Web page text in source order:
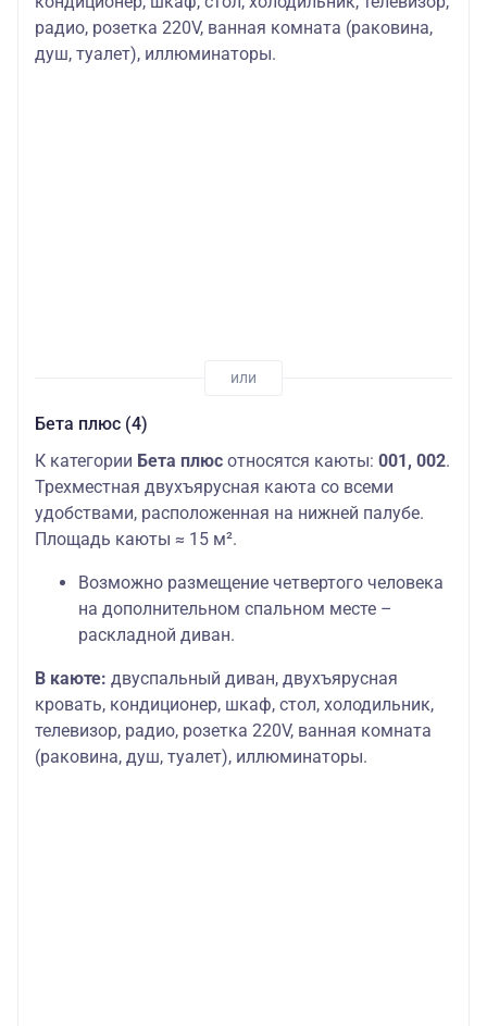
радио, розетка 220V, ванная комната (раковина,
душ, туалет), иллюминаторы.
Бета плюс (4)
К категории Бета плюс относятся каюты: 001, 002.
Трехместная двухъярусная каюта со всеми
удобствами, расположенная на нижней палубе.
Площадь каюты ≈ 15 м².
Возможно размещение четвертого человека
на дополнительном спальном месте –
раскладной диван.
В каюте: двуспальный диван, двухъярусная
кровать, кондиционер, шкаф, стол, холодильник,
телевизор, радио, розетка 220V, ванная комната
(раковина, душ, туалет), иллюминаторы.